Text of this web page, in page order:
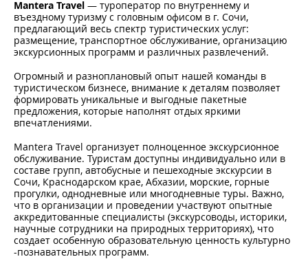
Mantera Travel — туроператор по внутреннему и
въездному туризму с головным офисом в г. Сочи,
предлагающий весь спектр туристических услуг:
размещение, транспортное обслуживание, организацию
экскурсионных программ и различных развлечений.
Огромный и разноплановый опыт нашей команды в
туристическом бизнесе, внимание к деталям позволяет
формировать уникальные и выгодные пакетные
предложения, которые наполнят отдых яркими
впечатлениями.
Mantera Travel организует полноценное экскурсионное
обслуживание. Туристам доступны индивидуально или в
составе групп, автобусные и пешеходные экскурсии в
Сочи, Краснодарском крае, Абхазии, морские, горные
прогулки, однодневные или многодневные туры. Важно,
что в организации и проведении участвуют опытные
аккредитованные специалисты (экскурсоводы, историки,
научные сотрудники на природных территориях), что
создает особенную образовательную ценность культурно
-познавательных программ.